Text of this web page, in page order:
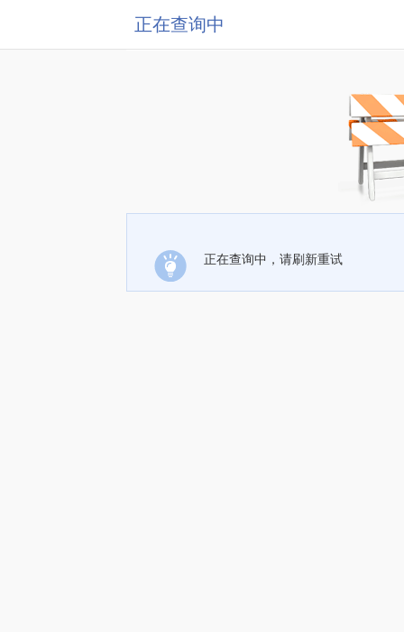
正在查询中
正在查询中，请刷新重试